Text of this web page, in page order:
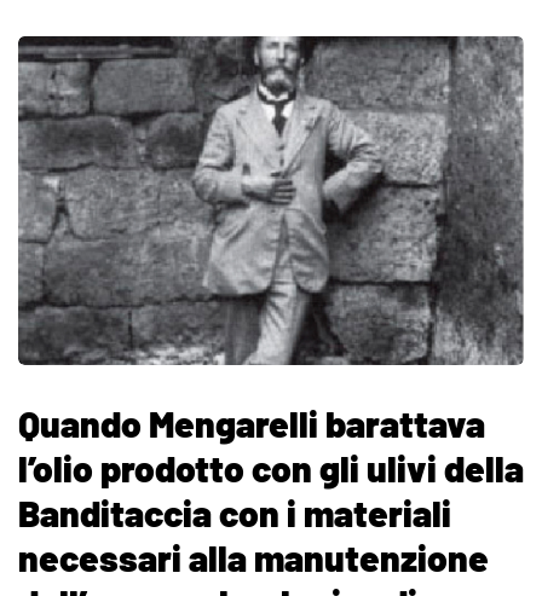
Quando Mengarelli barattava
l’olio prodotto con gli ulivi della
Banditaccia con i materiali
necessari alla manutenzione